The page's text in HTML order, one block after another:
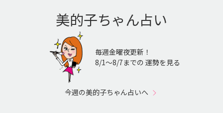
美的子ちゃん占い
毎週金曜夜更新！
8/1〜8/7までの 運勢を見る
今週の美的子ちゃん占いへ